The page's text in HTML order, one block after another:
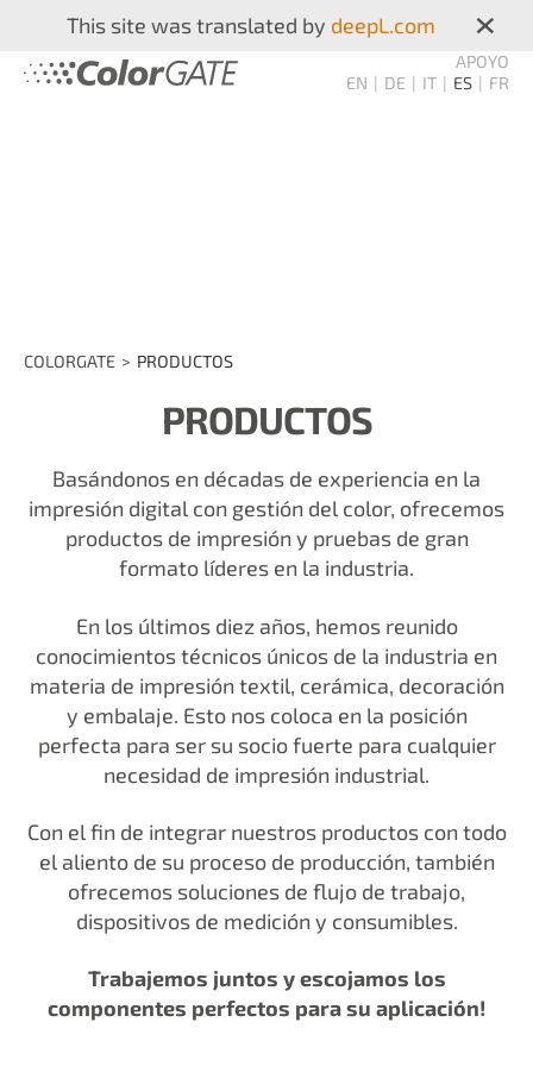
This site was translated by deepL.com ×
APOYO
EN
DE IT ES FR
COLORGATE PRODUCTOS
PRODUCTOS
Basándonos en décadas de experiencia en la
impresión digital con gestión del color, ofrecemos
productos de impresión y pruebas de gran
formato líderes en la industria.
En los últimos diez años, hemos reunido
conocimientos técnicos únicos de la industria en
materia de impresión textil, cerámica, decoración
y embalaje. Esto nos coloca en la posición
perfecta para ser su socio fuerte para cualquier
necesidad de impresión industrial.
Con el fin de integrar nuestros productos con todo
el aliento de su proceso de producción, también
ofrecemos soluciones de flujo de trabajo,
dispositivos de medición y consumibles.
Trabajemos juntos y escojamos los
componentes perfectos para su aplicación!